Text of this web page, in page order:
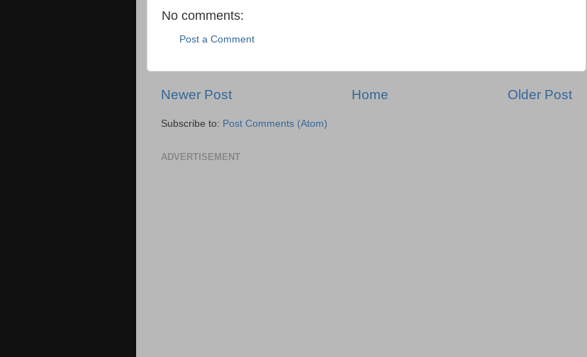
No comments:
Post a Comment
Newer Post Older Post
Home
Subscribe to: Post Comments (Atom)
ADVERTISEMENT